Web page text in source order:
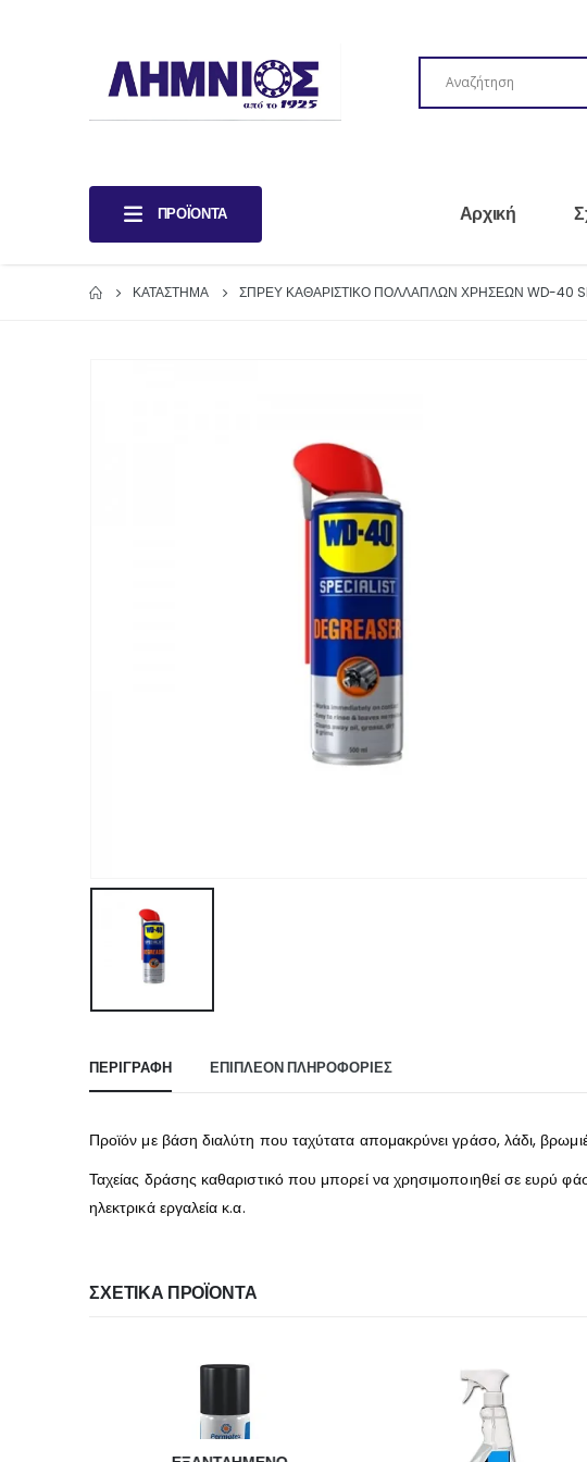
ΠΡΟΪΌΝΤΑ Αρχική
ΚΑΤΆΣΤΗΜΑ ΣΠΡΕΥ ΚΑΘΑΡΙΣΤΙΚΟ ΠΟΛΛΑΠΛΩΝ ΧΡΗΣΕΩΝ WD-40
ΠΕΡΙΓΡΑΦΉ ΕΠΙΠΛΈΟΝ ΠΛΗΡΟΦΟΡΊΕΣ
Προϊόν με βάση διαλύτη που ταχύτατα απομακρύνει γράσο, λάδι,
Ταχείας δράσης καθαριστικό που μπορεί να χρησιμοποιηθεί σε ευρύ
ηλεκτρικά εργαλεία κ.α.
ΣΧΕΤΙΚΆ ΠΡΟΪΌΝΤΑ